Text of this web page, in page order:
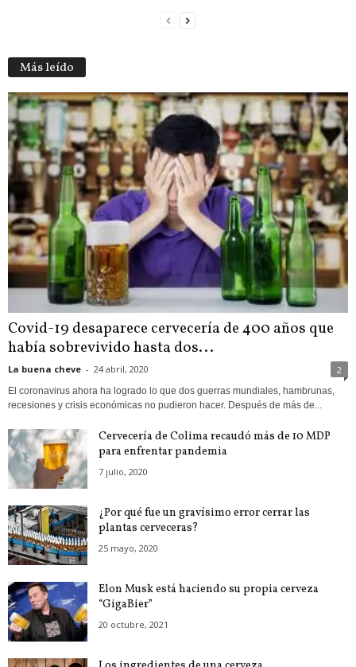
Más leído
Covid-19 desaparece cervecería de 400 años que
había sobrevivido hasta dos...
La buena cheve - 24 abril, 2020 2
El coronavirus ahora ha logrado lo que dos guerras mundiales, hambrunas,
recesiones y crisis económicas no pudieron hacer. Después de más de...
Cervecería de Colima recaudó más de 10 MDP
para enfrentar pandemia
7 julio, 2020
¿Por qué fue un gravísimo error cerrar las
plantas cerveceras?
25 mayo, 2020
Elon Musk está haciendo su propia cerveza
“GigaBier”
20 octubre, 2021